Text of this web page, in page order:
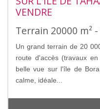
VENDRE
Terrain 20000 m²
Un grand terrain de 20
route d'accès (travaux
belle vue sur l'île de
calme, idéale...